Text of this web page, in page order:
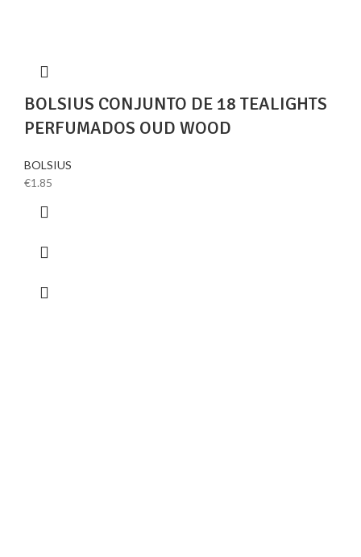
BOLSIUS CONJUNTO DE 18 TEALIGHTS
PERFUMADOS OUD WOOD
BOLSIUS
€1.85